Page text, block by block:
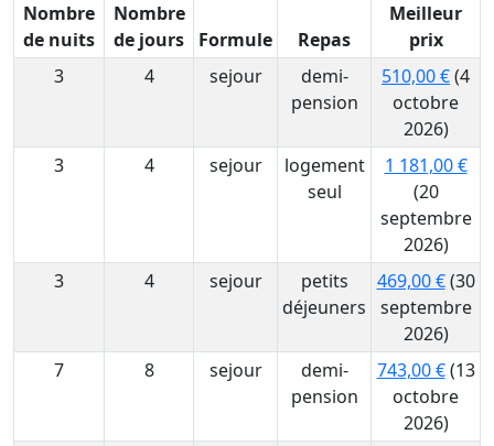
Nombre
de nuits
Nombre
de jours
Formule Repas
Meilleur
prix
3
4 sejour
demi-
pension
510,00 €(4
octobre
2026)
3
4 sejour
logement
seul
1 181,00 €
(20
septembre
2026)
3
4 sejour
petits
déjeuners
469,00 €(30
septembre
2026)
7
8 sejour
demi-
pension
743,00 €(13
octobre
2026)